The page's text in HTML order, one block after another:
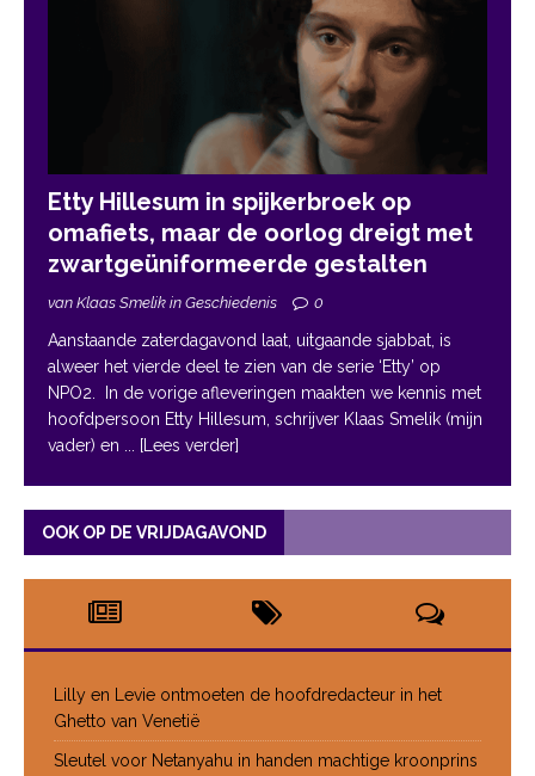
Etty Hillesum in spijkerbroek op
omafiets, maar de oorlog dreigt met
zwartgeüniformeerde gestalten
van Klaas Smelik in Geschiedenis 0
Aanstaande zaterdagavond laat, uitgaande sjabbat, is
alweer het vierde deel te zien van de serie ‘Etty’ op
NPO2. In de vorige afleveringen maakten we kennis met
hoofdpersoon Etty Hillesum, schrijver Klaas Smelik (mijn
vader) en
... [Lees verder]
OOK OP DE VRIJDAGAVOND
Lilly en Levie ontmoeten de hoofdredacteur in het
Ghetto van Venetië
Sleutel voor Netanyahu in handen machtige kroonprins